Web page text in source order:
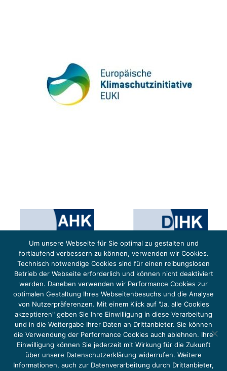
Das Projekt YOUNG ENERGY EUROPE wird gefördert durch die Europäische Klimaschutzinitiative (EUKI).
Die EUKI ist ein Förderinstrument des deutschen Bundesministeriums für Umwelt, Klimaschutz,
Naturschutz und nukleare Sicherheit (BMUKN). Übergeordnetes Ziel der EUKI ist eine Intensivierung des
grenzüberschreitenden Dialogs sowie des Wissens- und Erfahrungsaustauschs in der Europäischen Union,
um gemeinsam die Umsetzung des Paris Abkommens voranzutreiben.
Um unsere Webseite für Sie optimal zu gestalten und
fortlaufend verbessern zu können, verwenden wir Cookies.
Technisch notwendige Cookies sind für einen reibungslosen
Betrieb der Webseite erforderlich und können nicht deaktiviert
werden. Daneben verwenden wir Performance Cookies zur
optimalen Gestaltung Ihres Webseitenbesuchs und die Analyse
von Nutzerpräferenzen. Mit einem Klick auf "Ja, alle Cookies
akzeptieren" geben Sie Ihre Einwilligung in diese Verarbeitung
und in die Weitergabe Ihrer Daten an Drittanbieter. Sie können
die Verwendung der Performance Cookies auch ablehnen. Ihre
Einwilligung können Sie jederzeit mit Wirkung für die Zukunft
über unsere Datenschutzerklärung widerrufen. Weitere
Informationen, auch zur Datenverarbeitung durch Drittanbieter,